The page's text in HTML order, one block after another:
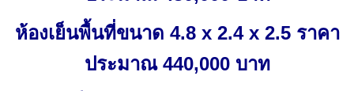
ห้องเย็นพื้นที่ขนาด 4.8 x 2.4 x 2.5 ราคา
ประมาณ 440,000 บาท